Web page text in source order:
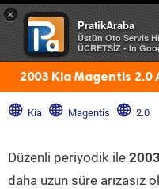
×
PratikAraba
Üstün Oto Servis
ÜCRETSİZ - In
2003 Kia Magentis 2.0
Kia Magentis 2.0
Düzenli periyodik ile
daha uzun süre arızasız